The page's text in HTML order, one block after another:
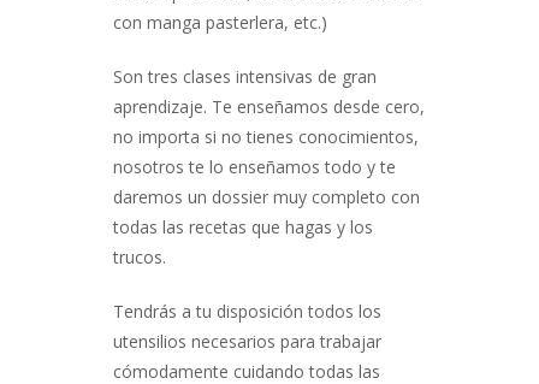
con manga pasterlera, etc.)
Son tres clases intensivas de gran
aprendizaje. Te enseñamos desde cero,
no importa si no tienes conocimientos,
nosotros te lo enseñamos todo y te
daremos un dossier muy completo con
todas las recetas que hagas y los
trucos.
Tendrás a tu disposición todos los
utensilios necesarios para trabajar
cómodamente cuidando todas las